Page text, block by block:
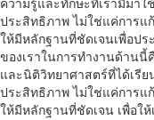
ประสิทธิภาพ ไม่ใช่แค่การ
ให้มีหลักฐานที่ชัดเจนเพื่อป
ของเราในการทำงานด้าน
และนิติวิทยาศาสตร์ที่ได้เรี
ประสิทธิภาพ ไม่ใช่แค่การ
ให้มีหลักฐานที่ชัดเจน เพื่อใ